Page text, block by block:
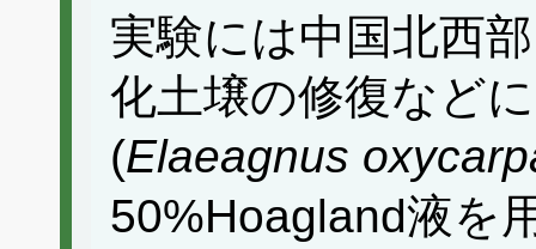
実験には中国北西
化土壌の修復など
(Elaeagnus
50%Hoagland液を